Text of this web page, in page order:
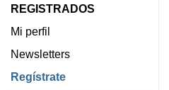
REGISTRADOS
Mi perfil
Newsletters
Regístrate